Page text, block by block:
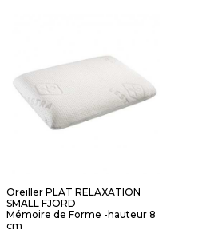
Oreiller PLAT RELAXATION
SMALL FJORD
Mémoire de Forme -hauteur 8
cm